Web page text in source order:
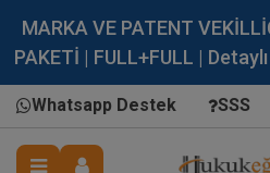
MARKA VE PATENT
PAKETİ | FULL+FULL |
Whatsapp Destek SSS